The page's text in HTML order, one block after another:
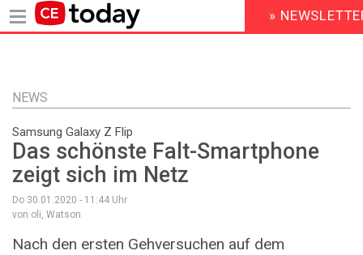
Inhalt
HEADER
MENU
»
NEWS
Samsung Galaxy Z Flip
Das schönste Falt-Smartphone
zeigt sich im Netz
Do 30.01.2020 - 11:44 Uhr
von oli, Watson
Nach den ersten Gehversuchen auf dem